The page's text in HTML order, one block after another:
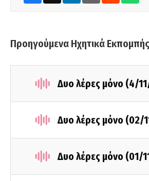
Προηγούμενα Ηχητικά Εκπομπής
Δυο λέρες μόνο (4/
Δυο λέρες μόνο (02/
Δυο λέρες μόνο (01/